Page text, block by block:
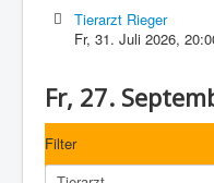
Tierarzt Rieger
Fr, 31. Juli 2026,
Fr, 27.
Filter